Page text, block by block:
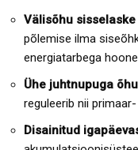
Välisõhu sisselaske
põlemise ilma
energiatarbega
Ühe juhtnupuga
reguleerib nii
Disainitud